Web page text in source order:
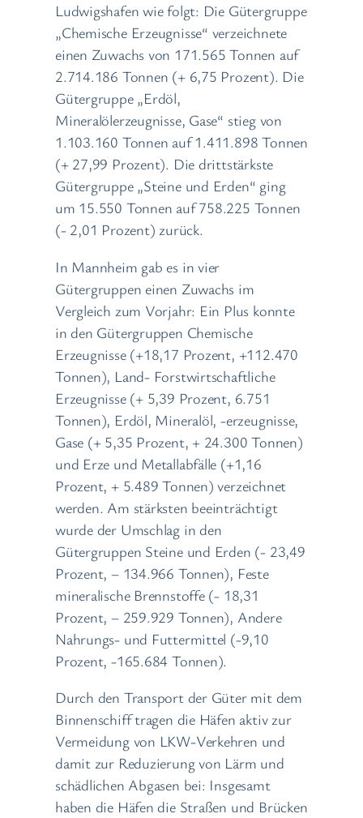
Ludwigshafen wie folgt: Die Gütergruppe
„Chemische Erzeugnisse“ verzeichnete
einen Zuwachs von 171.565 Tonnen auf
2.714.186 Tonnen (+ 6,75 Prozent). Die
Gütergruppe „Erdöl,
Mineralölerzeugnisse, Gase“ stieg von
1.103.160 Tonnen auf 1.411.898 Tonnen
(+ 27,99 Prozent). Die drittstärkste
Gütergruppe „Steine und Erden“ ging
um 15.550 Tonnen auf 758.225 Tonnen
(- 2,01 Prozent) zurück.
In Mannheim gab es in vier
Gütergruppen einen Zuwachs im
Vergleich zum Vorjahr: Ein Plus konnte
in den Gütergruppen Chemische
Erzeugnisse (+18,17 Prozent, +112.470
Tonnen), Land- Forstwirtschaftliche
Erzeugnisse (+ 5,39 Prozent, 6.751
Tonnen), Erdöl, Mineralöl, -erzeugnisse,
Gase (+ 5,35 Prozent, + 24.300 Tonnen)
und Erze und Metallabfälle (+1,16
Prozent, + 5.489 Tonnen) verzeichnet
werden. Am stärksten beeinträchtigt
wurde der Umschlag in den
Gütergruppen Steine und Erden (- 23,49
Prozent, – 134.966 Tonnen), Feste
mineralische Brennstoffe (- 18,31
Prozent, – 259.929 Tonnen), Andere
Nahrungs- und Futtermittel (-9,10
Prozent, -165.684 Tonnen).
Durch den Transport der Güter mit dem
Binnenschiff tragen die Häfen aktiv zur
Vermeidung von LKW-Verkehren und
damit zur Reduzierung von Lärm und
schädlichen Abgasen bei: Insgesamt
haben die Häfen die Straßen und Brücken